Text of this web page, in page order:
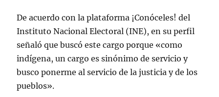
De acuerdo con la plataforma ¡Conóceles! del
Instituto Nacional Electoral (INE), en su perfil
señaló que buscó este cargo porque «como
indígena, un cargo es sinónimo de servicio y
busco ponerme al servicio de la justicia y de los
pueblos».